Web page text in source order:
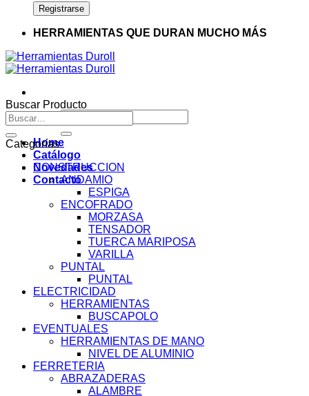
HERRAMIENTAS QUE DURAN MUCHO MÁS
Buscar
por:
Home
Catálogo
Novedades
Contacto
Buscar Producto
Buscar
por:
Categorías
CONSTRUCCION
ANDAMIO
ESPIGA
ENCOFRADO
MORZASA
TENSADOR
TUERCA MARIPOSA
VARILLA
PUNTAL
PUNTAL
ELECTRICIDAD
HERRAMIENTAS
BUSCAPOLO
EVENTUALES
HERRAMIENTAS DE MANO
NIVEL DE ALUMINIO
FERRETERIA
ABRAZADERAS
ALAMBRE